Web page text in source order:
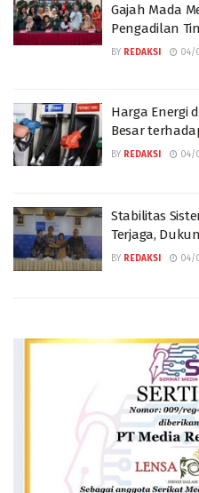
Gajah Mada
Pengadilan
BY REDAKSI 04/
Harga Energi
Besar
BY REDAKSI 04/
Stabilitas
Terjaga,
BY REDAKSI 04/